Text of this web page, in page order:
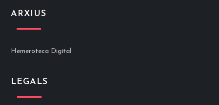
ARXIUS
Hemeroteca Digital
LEGALS